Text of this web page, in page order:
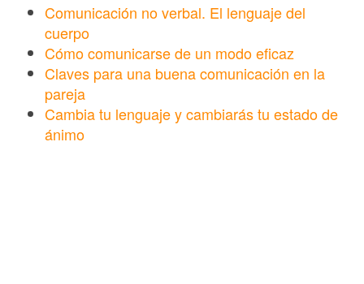
Comunicación no verbal. El lenguaje del
cuerpo
Cómo comunicarse de un modo eficaz
Claves para una buena comunicación en la
pareja
Cambia tu lenguaje y cambiarás tu estado de
ánimo